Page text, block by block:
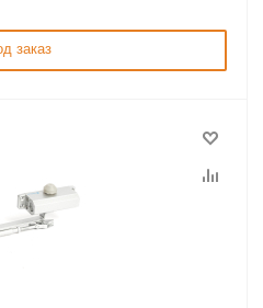
заказ